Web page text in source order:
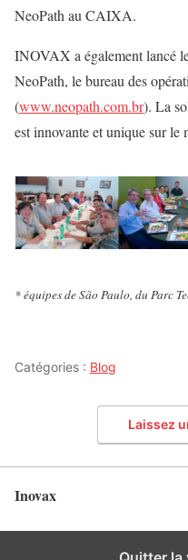
NeoPath au CAIXA.
INOVAX a également lancé
NeoPath, le bureau des
(www.neopath.com.br). La
est innovante et unique sur le
* équipes de São Paulo, du Parc
Catégories : Blog
Laissez
Inovax